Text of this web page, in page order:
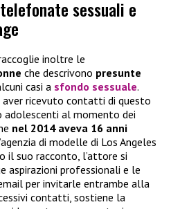
sessuali e
inoltre le
che descrivono presunte
casi a sfondo sessuale.
aver ricevuto contatti di questo
al momento dei
nel 2014 aveva 16 anni
di modelle di Los Angeles
il suo racconto, l’attore si
aspirazioni professionali e le
per invitarle entrambe alla
contatti, sostiene la